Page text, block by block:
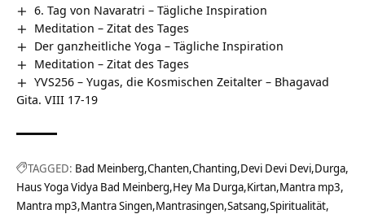
6. Tag von Navaratri – Tägliche Inspiration
Meditation – Zitat des Tages
Der ganzheitliche Yoga – Tägliche Inspiration
Meditation – Zitat des Tages
YVS256 – Yugas, die Kosmischen Zeitalter – Bhagavad
Gita. VIII 17-19
TAGGED: Bad Meinberg Chanten Chanting Devi Devi Devi Durga
Haus Yoga Vidya Bad Meinberg Hey Ma Durga Kirtan Mantra mp3
Mantra mp3 Mantra Singen Mantrasingen Satsang Spiritualität